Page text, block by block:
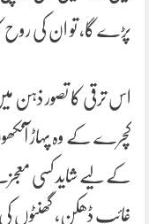
پڑے گا، تو ان کی
اس ترقی کا تصور ذہن
کچرے کے وہ پہاڑ
کے لیے شاید کسی
غائب ڈھکن، گھنٹوں